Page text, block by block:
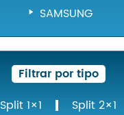
SAMSUNG
Filtrar por tipo
Split 1×1
Split 2×1